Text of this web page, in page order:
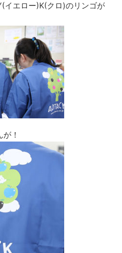
イエロー)K(クロ)のリンゴが
！